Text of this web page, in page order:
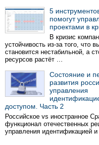
5
помогут
проектами в
В кризис
устойчивость из-за того, что
становится нестабильной, а
ресурсов растёт …
Состояние и
развития
управления
доступом. Часть 2
Российское vs иностранное
функционал отечественных
управления идентификацией